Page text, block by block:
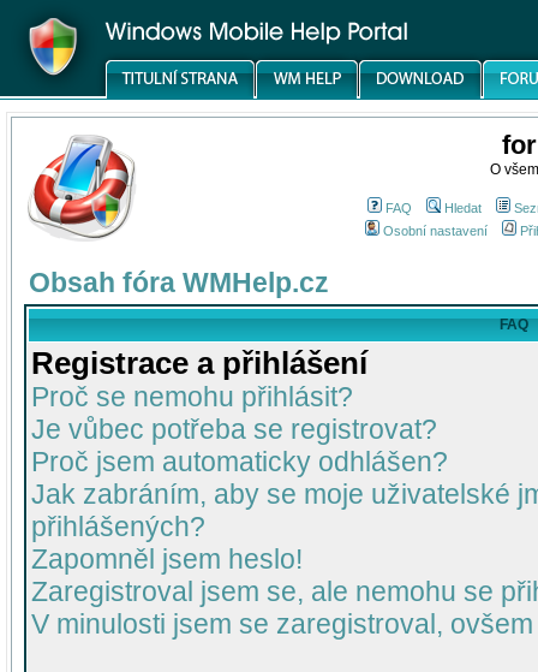
O
FAQ Hledat
Osobní nastavení
Obsah fóra WMHelp.cz
FAQ
Registrace a přihlášení
Proč se nemohu přihlásit?
Je vůbec potřeba se registrovat?
Proč jsem automaticky odhlášen?
Jak zabráním, aby se moje uživatelské
přihlášených?
Zapomněl jsem heslo!
Zaregistroval jsem se, ale nemohu se
V minulosti jsem se zaregistroval,